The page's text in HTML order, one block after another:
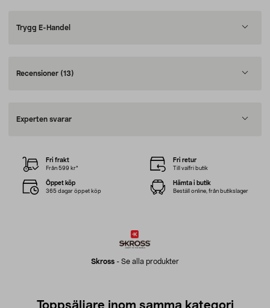
Trygg E-Handel
Recensioner (13)
Experten svarar
Skross - Se alla produkter
Fri frakt
Från 599 kr*
Fri retur
Till valfri butik
Öppet köp
365 dagar öppet köp
Hämta i butik
Beställ online, från butikslager
Toppsäljare inom samma kategori